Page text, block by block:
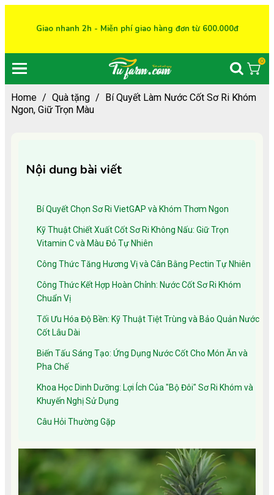
Giao nhanh 2h - Miễn phí giao hàng đơn từ 600.000đ
0
Home / Quà tặng / Bí Quyết Làm Nước Cốt Sơ Ri Khóm
Ngon, Giữ Trọn Màu
Nội dung bài viết
Bí Quyết Chọn Sơ Ri VietGAP và Khóm Thơm Ngon
Kỹ Thuật Chiết Xuất Cốt Sơ Ri Không Nấu: Giữ Trọn
Vitamin C và Màu Đỏ Tự Nhiên
Công Thức Tăng Hương Vị và Cân Bằng Pectin Tự Nhiên
Công Thức Kết Hợp Hoàn Chỉnh: Nước Cốt Sơ Ri Khóm
Chuẩn Vị
Tối Ưu Hóa Độ Bền: Kỹ Thuật Tiệt Trùng và Bảo Quản Nước
Cốt Lâu Dài
Biến Tấu Sáng Tạo: Ứng Dụng Nước Cốt Cho Món Ăn và
Pha Chế
Khoa Học Dinh Dưỡng: Lợi Ích Của "Bộ Đôi" Sơ Ri Khóm và
Khuyến Nghị Sử Dụng
Câu Hỏi Thường Gặp